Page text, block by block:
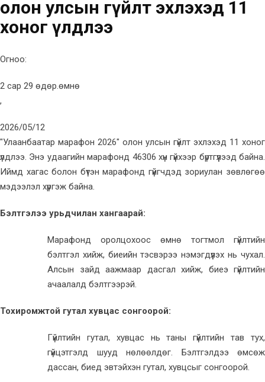
олон улсын гүйлт эхлэхэд 11
хоног үлдлээ
Огноо:
2 сар 29 өдөр.өмнө
,
2026/05/12
"Улаанбаатар марафон 2026" олон улсын гүйлт эхлэхэд 11 хоног
үлдлээ. Энэ удаагийн марафонд 46306 хүн гүйхээр бүртгүүлээд байна.
Иймд хагас болон бүтэн марафонд гүйгчдэд зориулан зөвлөгөө
мэдээлэл хүргэж байна.
Бэлтгэлээ урьдчилан хангаарай:
Марафонд оролцохоос өмнө тогтмол гүйлтийн
бэлтгэл хийж, биеийн тэсвэрээ нэмэгдүүлэх нь чухал.
Алсын зайд аажмаар дасгал хийж, биеэ гүйлтийн
ачаалалд бэлтгээрэй.
Тохиромжтой гутал хувцас сонгоорой:
Гүйлтийн гутал, хувцас нь таны гүйлтийн тав тух,
гүйцэтгэлд шууд нөлөөлдөг. Бэлтгэлдээ өмсөж
дассан, биед эвтэйхэн гутал, хувцсыг сонгоорой.